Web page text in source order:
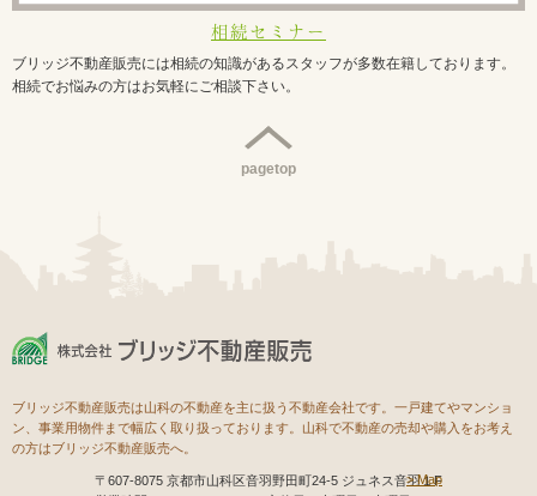
相続セミナー
ブリッジ不動産販売には相続の知識があるスタッフが多数在籍しております。
相続でお悩みの方はお気軽にご相談下さい。
pagetop
ブリッジ不動産販売は山科の不動産を主に扱う不動産会社です。一戸建てやマンショ
ン、事業用物件まで幅広く取り扱っております。山科で不動産の売却や購入をお考え
の方はブリッジ不動産販売へ。
Map
〒607-8075 京都市山科区音羽野田町24-5 ジュネス音羽１F